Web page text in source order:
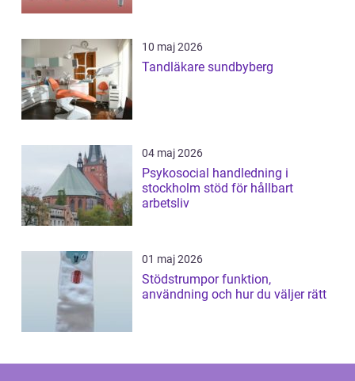
10 maj 2026
Tandläkare sundbyberg
04 maj 2026
Psykosocial handledning i
stockholm stöd för hållbart
arbetsliv
01 maj 2026
Stödstrumpor funktion,
användning och hur du väljer rätt